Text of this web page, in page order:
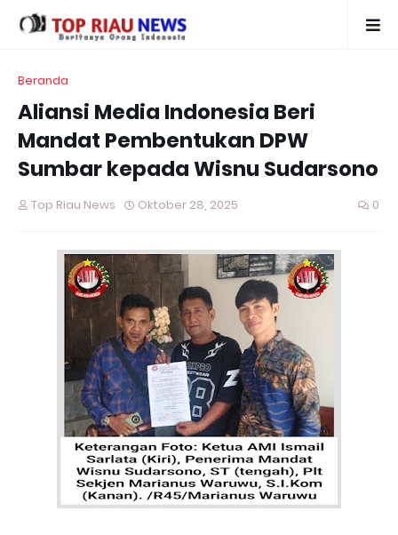
Beranda
Aliansi Media Indonesia Beri
Mandat Pembentukan DPW
Sumbar kepada Wisnu Sudarsono
Top Riau News Oktober 28, 2025 0